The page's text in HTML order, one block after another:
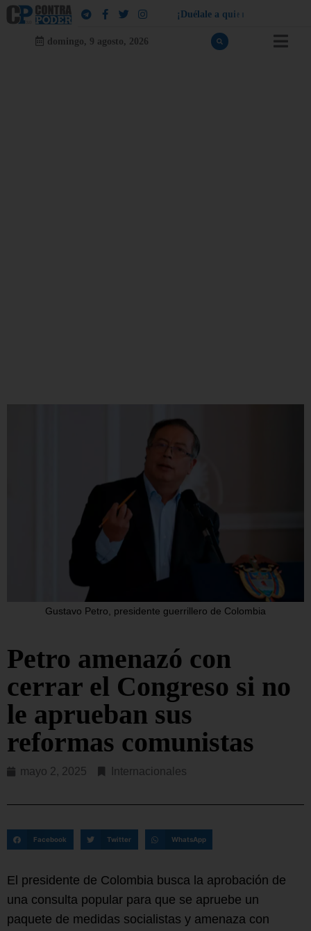
¡ Dué a e a qui e n
domingo, 9 agosto, 2026
Gustavo Petro, presidente guerrillero de Colombia
Petro amenazó con
cerrar el Congreso si no
le aprueban sus
reformas comunistas
mayo 2, 2025 Internacionales
Facebook Twitter WhatsApp
El presidente de Colombia busca la aprobación de
una consulta popular para que se apruebe un
paquete de medidas socialistas y amenaza con